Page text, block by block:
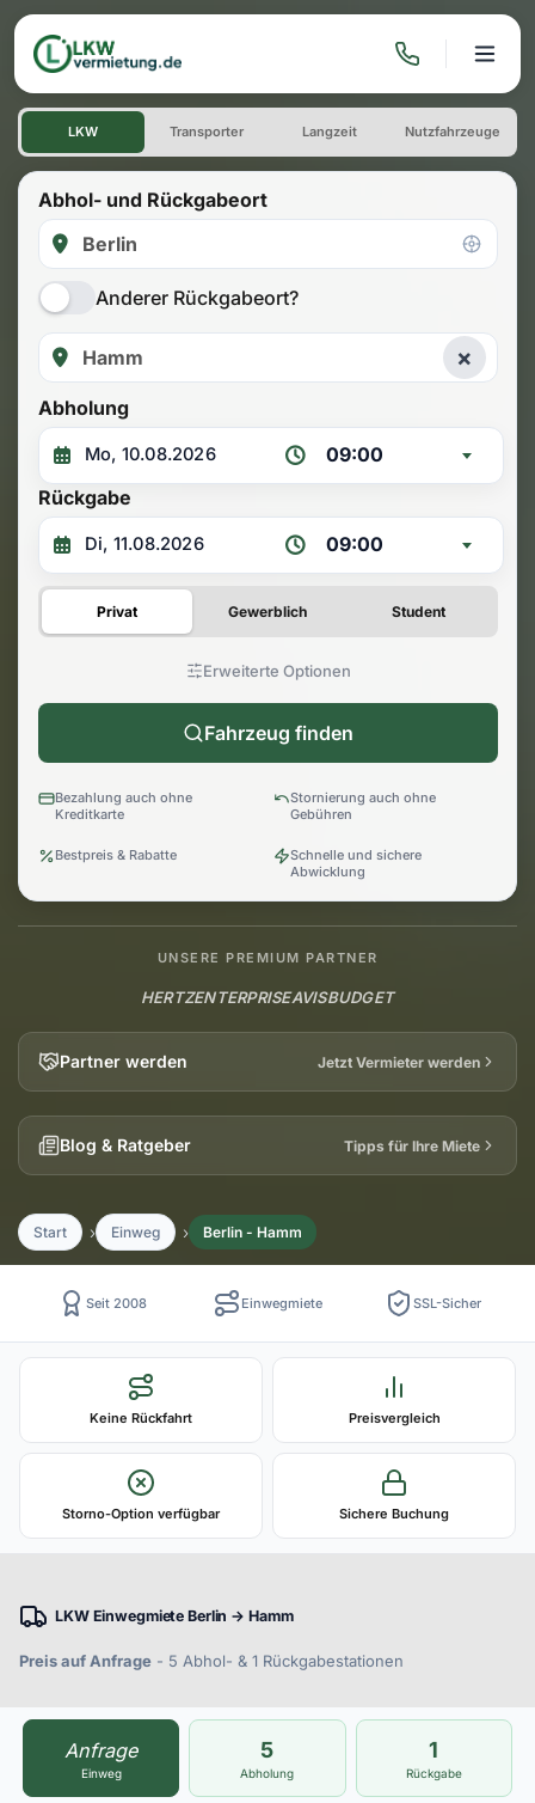
LKW mieten: Einwegmiete
LKW Transporter Langzeit Nutzfahrzeuge
Abhol- und Rückgabeort
Anderer Rückgabeort?
×
Abholung
09:00
Rückgabe
09:00
Privat Gewerblich Student
Erweiterte Optionen
Fahrzeug finden
Bezahlung auch ohne
Kreditkarte
Stornierung auch ohne
Gebühren
Bestpreis & Rabatte
Schnelle und sichere
Abwicklung
UNSERE PREMIUM PARTNER
HERTZENTERPRISEAVISBUDGET
Partner werden Jetzt Vermieter werden
Blog & Ratgeber Tipps für Ihre Miete
Start Einweg Berlin - Hamm
Seit 2008 Einwegmiete SSL-Sicher
Keine Rückfahrt Preisvergleich
Storno-Option verfügbar Sichere Buchung
LKW Einwegmiete Berlin → Hamm
Preis auf Anfrage - 5 Abhol- & 1 Rückgabestationen
Anfrage
Einweg
5
Abholung
1
Rückgabe